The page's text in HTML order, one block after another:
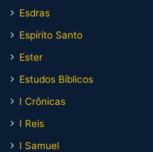
Esdras
Espírito Santo
Ester
Estudos Bíblicos
I Crônicas
I Reis
I Samuel